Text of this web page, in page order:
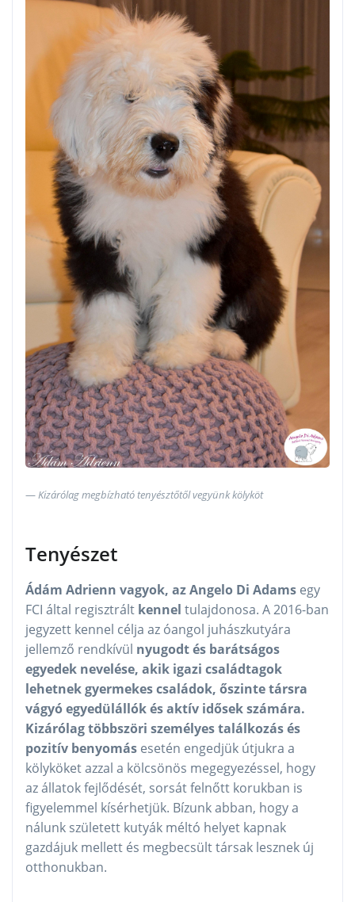
Kizárólag megbízható tenyésztőtől vegyünk kölyköt
Tenyészet
Ádám Adrienn vagyok, az Angelo Di Adams egy
FCI által regisztrált kennel tulajdonosa. A 2016-ban
jegyzett kennel célja az óangol juhászkutyára
jellemző rendkívül nyugodt és barátságos
egyedek nevelése, akik igazi családtagok
lehetnek gyermekes családok, őszinte társra
vágyó egyedülállók és aktív idősek számára.
Kizárólag többszöri személyes találkozás és
pozitív benyomás esetén engedjük útjukra a
kölyköket azzal a kölcsönös megegyezéssel, hogy
az állatok fejlődését, sorsát felnőtt korukban is
figyelemmel kísérhetjük. Bízunk abban, hogy a
nálunk született kutyák méltó helyet kapnak
gazdájuk mellett és megbecsült társak lesznek új
otthonukban.